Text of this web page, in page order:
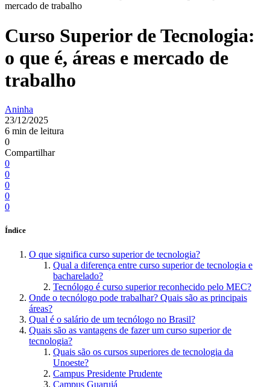
mercado de trabalho
Curso Superior de Tecnologia:
o que é, áreas e mercado de
trabalho
Aninha
23/12/2025
6 min de leitura
0
Compartilhar
0
0
0
0
0
Índice
O que significa curso superior de tecnologia?
Qual a diferença entre curso superior de tecnologia e
bacharelado?
Tecnólogo é curso superior reconhecido pelo MEC?
Onde o tecnólogo pode trabalhar? Quais são as principais
áreas?
Qual é o salário de um tecnólogo no Brasil?
Quais são as vantagens de fazer um curso superior de
tecnologia?
Quais são os cursos superiores de tecnologia da
Unoeste?
Campus Presidente Prudente
Campus Guarujá